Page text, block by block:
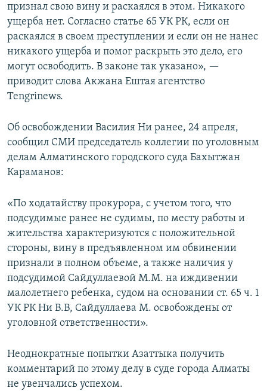
признал свою вину и раскаялся в этом. Никакого
ущерба нет. Согласно статье 65 УК РК, если он
раскаялся в своем преступлении и если он не нанес
никакого ущерба и помог раскрыть это дело, его
могут освободить. В законе так указано», —
приводит слова Акжана Ештая агентство
Tengrinews.
Об освобождении Василия Ни ранее, 24 апреля,
сообщил СМИ председатель коллегии по уголовным
делам Алматинского городского суда Бахытжан
Караманов:
«По ходатайству прокурора, с учетом того, что
подсудимые ранее не судимы, по месту работы и
жительства характеризуются с положительной
стороны, вину в предъявленном им обвинении
признали в полном объеме, а также наличия у
подсудимой Сайдуллаевой М.М. на иждивении
малолетнего ребенка, судом на основании ст. 65 ч. 1
УК РК Ни В.В, Сайдуллаева М. освобождены от
уголовной ответственности».
Неоднократные попытки Азаттыка получить
комментарий по этому делу в суде города Алматы
не увенчались успехом.